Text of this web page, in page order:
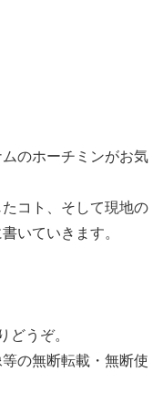
のホーチミンがお気
コト、そして現地の
いていきます。
どうぞ。
の無断転載・無断使